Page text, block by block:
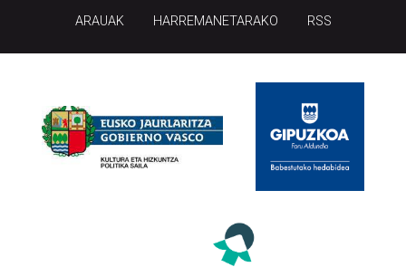
ARAUAK HARREMANETARAKO RSS